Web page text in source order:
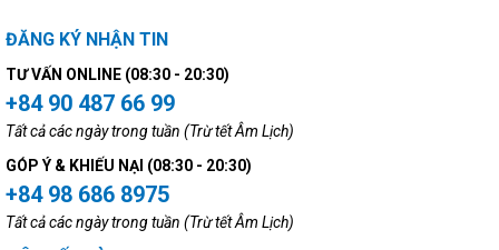
ĐĂNG KÝ NHẬN TIN
TƯ VẤN ONLINE (08:30 - 20:30)
+84 90 487 66 99
Tất cả các ngày trong tuần (Trừ tết Âm Lịch)
GÓP Ý & KHIẾU NẠI (08:30 - 20:30)
+84 98 686 8975
Tất cả các ngày trong tuần (Trừ tết Âm Lịch)